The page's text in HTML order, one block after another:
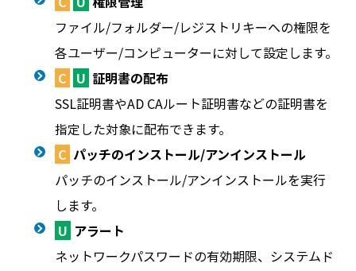
ファイル/フォルダー/レジストリキーへの権限を
各ユーザー/コンピューターに対して設定します。
C U 証明書の配布
SSL証明書やAD CAルート証明書などの証明書を
指定した対象に配布できます。
C パッチのインストール/アンインストール
パッチのインストール/アンインストールを実行
します。
U アラート
ネットワークパスワードの有効期限、システムド